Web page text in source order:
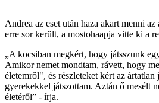
Andrea az eset után haza akart menni
erre sor került, a mostohaapja vitte ki a
„A kocsiban megkért, hogy játsszunk
Amikor nemet mondtam, rávett, hogy
életemről", és részleteket kért az
gyerekekkel játszottam. Aztán ő mesélt
életéről” - írja.